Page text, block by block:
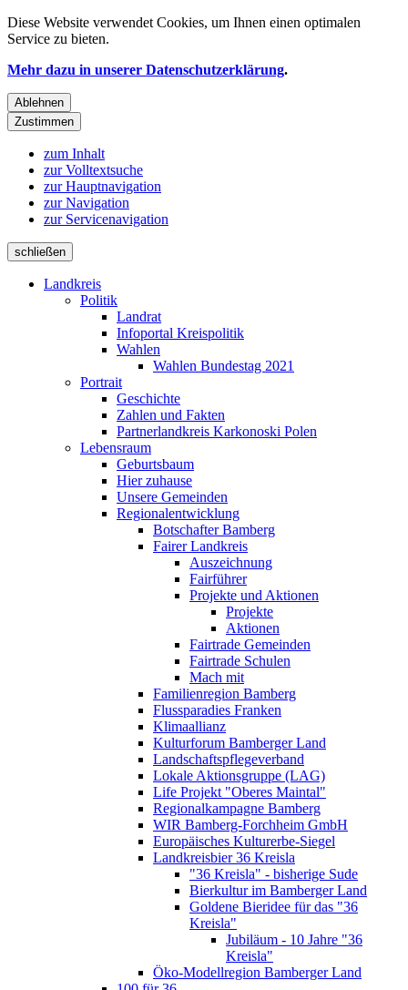
Diese Website verwendet Cookies, um Ihnen einen optimalen
Service zu bieten.
Mehr dazu in unserer Datenschutzerklärung.
Ablehnen
Zustimmen
zum Inhalt
zur Volltextsuche
zur Hauptnavigation
zur Navigation
zur Servicenavigation
schließen
Landkreis
Politik
Landrat
Infoportal Kreispolitik
Wahlen
Wahlen Bundestag 2021
Portrait
Geschichte
Zahlen und Fakten
Partnerlandkreis Karkonoski Polen
Lebensraum
Geburtsbaum
Hier zuhause
Unsere Gemeinden
Regionalentwicklung
Botschafter Bamberg
Fairer Landkreis
Auszeichnung
Fairführer
Projekte und Aktionen
Projekte
Aktionen
Fairtrade Gemeinden
Fairtrade Schulen
Mach mit
Familienregion Bamberg
Flussparadies Franken
Klimaallianz
Kulturforum Bamberger Land
Landschaftspflegeverband
Lokale Aktionsgruppe (LAG)
Life Projekt "Oberes Maintal"
Regionalkampagne Bamberg
WIR Bamberg-Forchheim GmbH
Europäisches Kulturerbe-Siegel
Landkreisbier 36 Kreisla
"36 Kreisla" - bisherige Sude
Bierkultur im Bamberger Land
Goldene Bieridee für das "36
Kreisla"
Jubiläum - 10 Jahre "36
Kreisla"
Öko-Modellregion Bamberger Land